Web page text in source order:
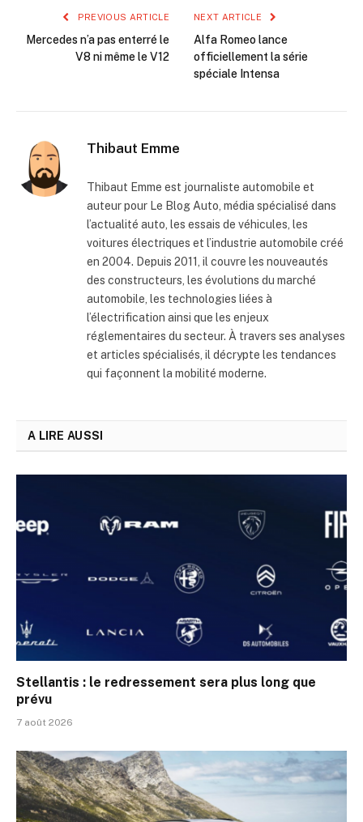
PREVIOUS ARTICLE
Mercedes n’a pas enterré le
V8 ni même le V12
NEXT ARTICLE
Alfa Romeo lance
officiellement la série
spéciale Intensa
Thibaut Emme
Thibaut Emme est journaliste automobile et
auteur pour Le Blog Auto, média spécialisé dans
l’actualité auto, les essais de véhicules, les
voitures électriques et l’industrie automobile créé
en 2004. Depuis 2011, il couvre les nouveautés
des constructeurs, les évolutions du marché
automobile, les technologies liées à
l’électrification ainsi que les enjeux
réglementaires du secteur. À travers ses analyses
et articles spécialisés, il décrypte les tendances
qui façonnent la mobilité moderne.
A LIRE AUSSI
Stellantis : le redressement sera plus long que
prévu
7 août 2026